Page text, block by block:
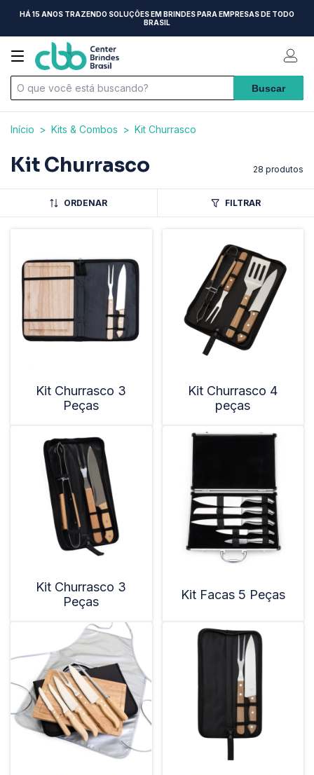
HÁ 15 ANOS TRAZENDO SOLUÇÕES EM BRINDES PARA EMPRESAS DE TODO
BRASIL
Início > Kits & Combos > Kit Churrasco
Kit Churrasco 28 produtos
ORDENAR FILTRAR
Kit Churrasco 3
Peças
Kit Churrasco 4
peças
Kit Churrasco 3
Peças
Kit Facas 5 Peças